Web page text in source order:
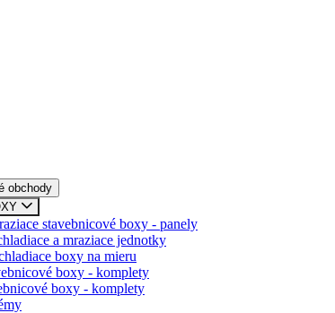
obchody
stavebnicové boxy - panely
a mraziace jednotky
boxy na mieru
boxy - komplety
boxy - komplety